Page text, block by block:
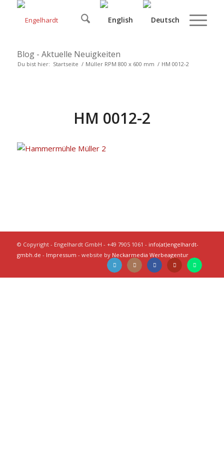
Blog - Aktuelle Neuigkeiten
Du bist hier: Startseite / Müller RPM 800 x 600 mm / HM 0012-2
HM 0012-2
© Copyright - Engelhardt GmbH - +49 7905 1061 - info(at)engelhardt-
gmbh.de - Impressum - website by Neckarmedia Werbeagentur